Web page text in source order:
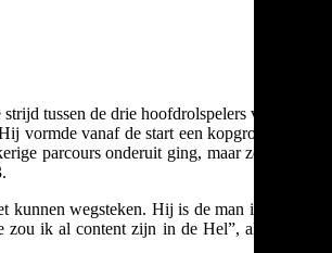
tussen de drie hoofdrolspelers voor de
vormde vanaf de start een kopgroep met
parcours onderuit ging, maar zelfs die
wegsteken. Hij is de man in vorm
ik al content zijn in de Hel”, aldus de